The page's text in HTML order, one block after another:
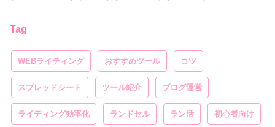
Tag
WEBライティング おすすめツール コツ
スプレッドシート ツール紹介 ブログ運営
ライティング効率化 ランドセル ラン活 初心者向け